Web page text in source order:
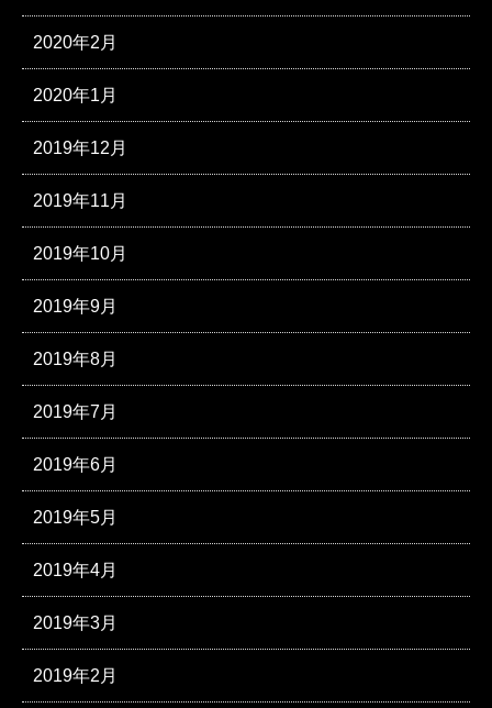
2020年2月
2020年1月
2019年12月
2019年11月
2019年10月
2019年9月
2019年8月
2019年7月
2019年6月
2019年5月
2019年4月
2019年3月
2019年2月